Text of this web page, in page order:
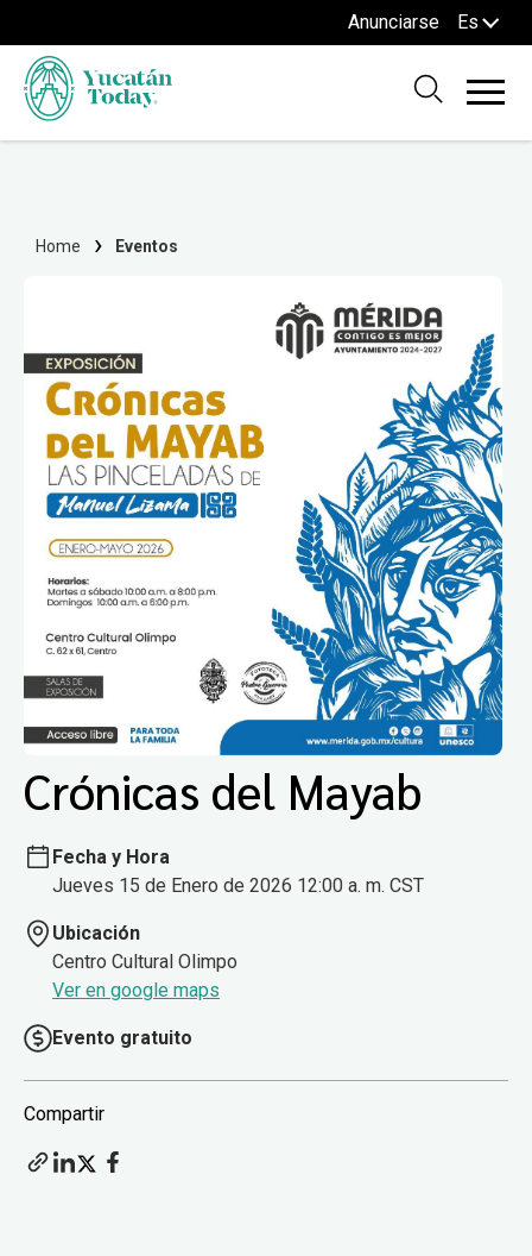
Anunciarse Es
Home Eventos
Crónicas del Mayab
Fecha y Hora
Jueves 15 de Enero de 2026 12:00 a. m. CST
Ubicación
Centro Cultural Olimpo
Ver en google maps
Evento gratuito
Compartir